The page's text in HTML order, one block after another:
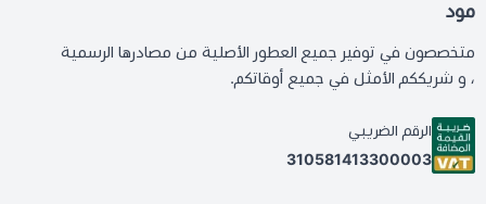
مود
متخصصون في توفير جميع العطور الأصلية من مصادرها الرسمية
، و شريككم الأمثل في جميع أوقاتكم.
الرقم الضريبي
310581413300003